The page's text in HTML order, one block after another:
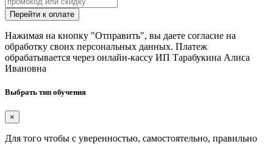
Перейти к оплате
Нажимая на кнопку "Отправить", вы даете согласие на
обработку своих персональных данных. Платеж
обрабатывается через онлайн-кассу ИП Тарабукина Алиса
Ивановна
Выбрать тип обучения
×
Для того чтобы с уверенностью, самостоятельно, правильно